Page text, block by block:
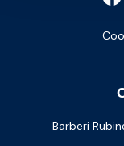
Barberi